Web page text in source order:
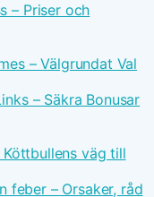
– Priser och
– Välgrundat Val
– Säkra Bonusar
väg till
feber – Orsaker, råd